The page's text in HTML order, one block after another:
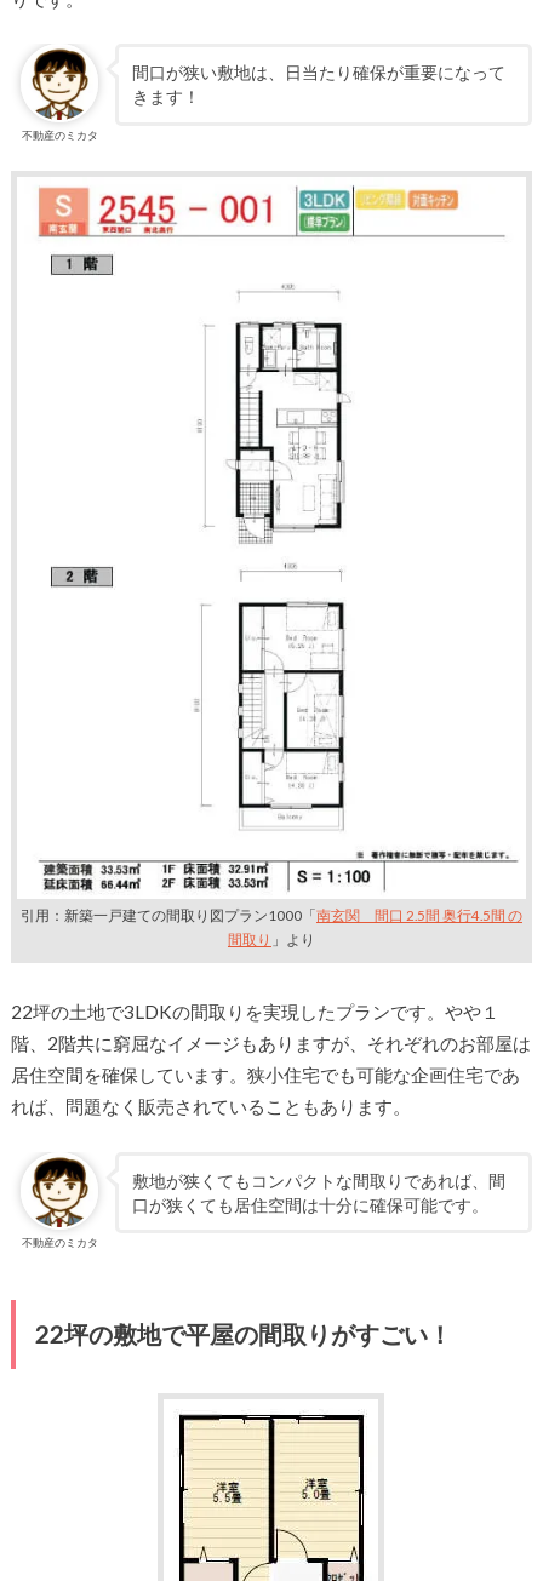
不動産のミカタ
間口が狭い敷地は、日当たり確保が重要になって
きます！
引用：新築一戸建ての間取り図プラン1000「南玄関 間口 2.5間 奥行4.5間 の
間取り 」より
22坪の土地で3LDKの間取りを実現したプランです。やや１
階、2階共に窮屈なイメージもありますが、それぞれのお部屋は
居住空間を確保しています。狭小住宅でも可能な企画住宅であ
れば、問題なく販売されていることもあります。
不動産のミカタ
敷地が狭くてもコンパクトな間取りであれば、間
口が狭くても居住空間は十分に確保可能です。
22坪の敷地で平屋の間取りがすごい！